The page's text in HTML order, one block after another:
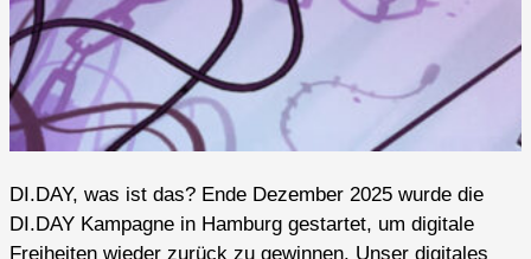
DI.DAY, was ist das? Ende Dezember 2025 wurde die
DI.DAY Kampagne in Hamburg gestartet, um digitale
Freiheiten wieder zurück zu gewinnen. Unser digitales